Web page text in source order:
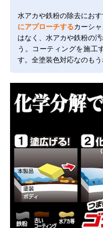
水アカや鉄粉の除去におす
にアプローチするカーシ
はなく、水アカや鉄粉の
う。コーティングを施工
す。全塗装色対応なのもう